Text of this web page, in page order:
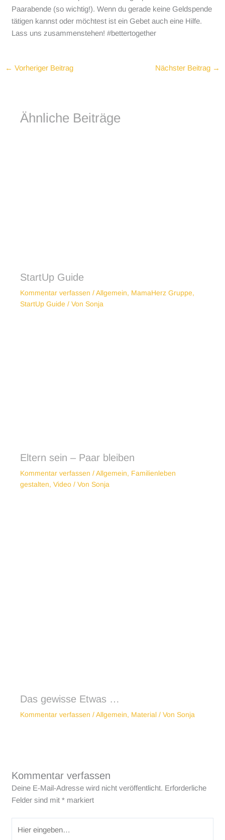
Paarabende (so wichtig!). Wenn du gerade keine Geldspende
tätigen kannst oder möchtest ist ein Gebet auch eine Hilfe.
Lass uns zusammenstehen! #bettertogether
← Vorheriger Beitrag Nächster Beitrag →
Ähnliche Beiträge
StartUp Guide
Kommentar verfassen /Allgemein, MamaHerz Gruppe,
StartUp Guide / Von Sonja
Eltern sein – Paar bleiben
Kommentar verfassen /Allgemein, Familienleben
gestalten,Video / Von Sonja
Das gewisse Etwas …
Kommentar verfassen /Allgemein, Material / Von Sonja
Kommentar verfassen
Deine E-Mail-Adresse wird nicht veröffentlicht. Erforderliche
Felder sind mit* markiert
eingeben…